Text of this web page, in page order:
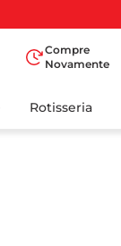
Compre
Novamente
Rotisseria
BUSCADOS